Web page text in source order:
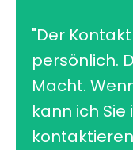
"Der
persönlich.
Macht.
kann ich